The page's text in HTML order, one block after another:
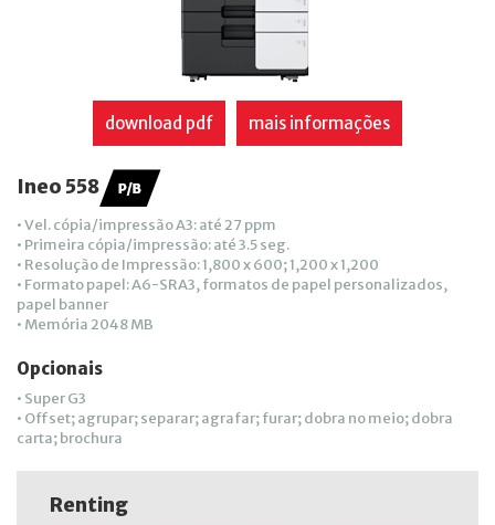
download pdf mais informações
Ineo 558
• Vel. cópia/impressão A3: até 27 ppm
• Primeira cópia/impressão: até 3.5 seg.
• Resolução de Impressão: 1,800 x 600; 1,200 x 1,200
• Formato papel: A6-SRA3, formatos de papel personalizados,
papel banner
• Memória 2048 MB
Opcionais
• Super G3
• Offset; agrupar; separar; agrafar; furar; dobra no meio; dobra
carta; brochura
Renting